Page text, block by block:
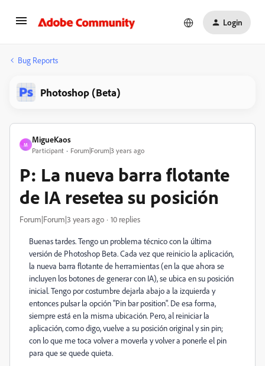
Login
Bug Reports
Photoshop (Beta)
M
MigueKaos
Participant Forum|Forum|3 years ago
P: La nueva barra flotante
de IA resetea su posición
Forum|Forum|3 years ago 10 replies
Buenas tardes. Tengo un problema técnico con la última
versión de Photoshop Beta. Cada vez que reinicio la aplicación,
la nueva barra flotante de herramientas (en la que ahora se
incluyen los botones de generar con IA), se ubica en su posición
inicial. Tengo por costumbre dejarla abajo a la izquierda y
entonces pulsar la opción "Pin bar position". De esa forma,
siempre está en la misma ubicación. Pero, al reiniciar la
aplicación, como digo, vuelve a su posición original y sin pin;
con lo que me toca volver a moverla y volver a ponerle el pin
para que se quede quieta.